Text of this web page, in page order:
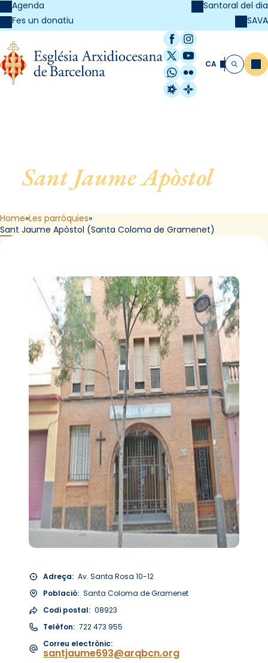
Agenda
Fes un donatiu
Santoral del dia
SAVA
Facebook
Instagram
X / Twitter
YouTube
WhatsApp
Flickr
Radio Estel
Catalunya
CA Cerca
Sant Jaume Apòstol, de
Santa Coloma de Gramenet
Home Les parròquies
Sant Jaume Apòstol (Santa Coloma de Gramenet)
Adreça: Av. Santa Rosa 10-12
Població: Santa Coloma de Gramenet
Codi postal: 08923
Telèfon: 722 473 955
Correu electrònic:
santjaume693@arqbcn.org